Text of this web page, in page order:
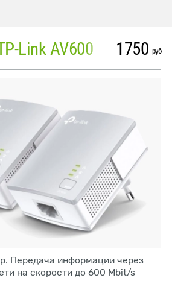
Link AV600 1750 руб
Передача информации через
на скорости до 600 Mbit/s